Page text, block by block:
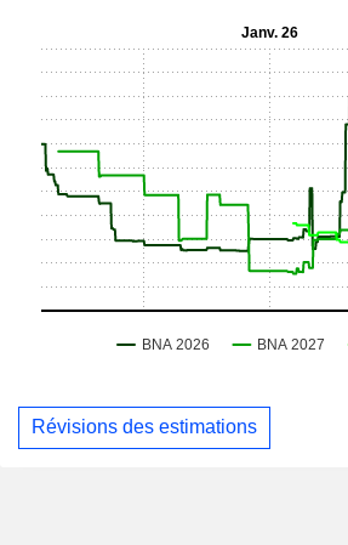
Révisions des estimations